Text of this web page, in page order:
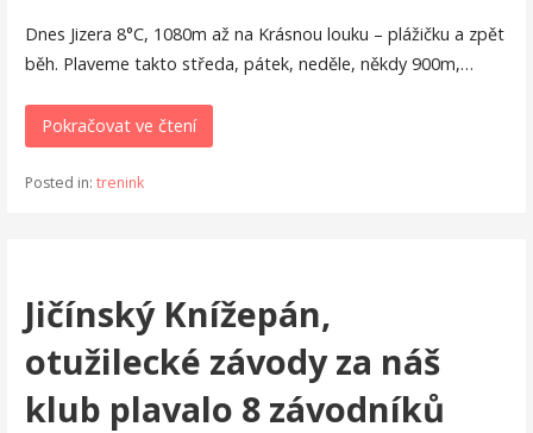
Dnes Jizera 8°C, 1080m až na Krásnou louku – plážičku a zpět
běh. Plaveme takto středa, pátek, neděle, někdy 900m,…
Pokračovat ve čtení
Posted in: trenink
Jičínský Knížepán,
otužilecké závody za náš
klub plavalo 8 závodníků